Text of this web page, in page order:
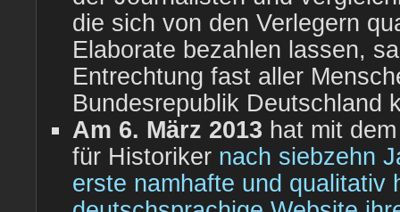
die sich von den Verlegern
Elaborate bezahlen lassen,
Entrechtung fast aller
Bundesrepublik Deutschland
Am 6. März 2013 hat mit
für Historiker nach siebzehn
erste namhafte und qualitativ